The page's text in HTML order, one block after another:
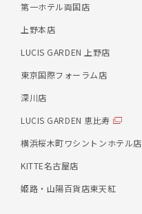
第一ホテル両国店
上野本店
LUCIS GARDEN 上野店
東京国際フォーラム店
深川店
LUCIS GARDEN 恵比寿
横浜桜木町ワシントンホテル店
KITTE名古屋店
姫路・山陽百貨店東天紅